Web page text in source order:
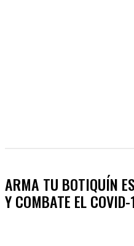
ARMA TU BOTIQUÍN
Y COMBATE EL